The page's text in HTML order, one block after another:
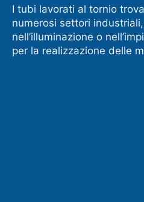
I tubi lavorati al tornio
numerosi settori
nell’illuminazione o
per la realizzazione delle